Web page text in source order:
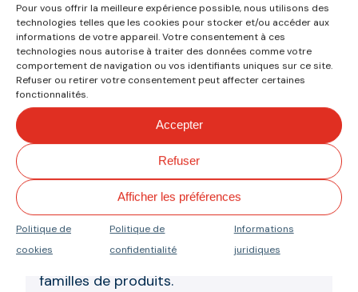
Pour vous offrir la meilleure expérience possible, nous utilisons des
technologies telles que les cookies pour stocker et/ou accéder aux
informations de votre appareil. Votre consentement à ces
technologies nous autorise à traiter des données comme votre
comportement de navigation ou vos identifiants uniques sur ce site.
Refuser ou retirer votre consentement peut affecter certaines
fonctionnalités.
Accepter
Refuser
Afficher les préférences
Politique de
cookies
Politique de
confidentialité
Informations
juridiques
Téléchargements
Brochure Bandes à chevrons( PDF FR
)
La meilleure solution pour le transport
incliné de matériaux en vrac, notamment
alimentaires. Bandes robustes avec une
capacité de charge 2,5 fois supérieure à
celle du PVC concurrent. Grande
polyvalence en termes de couleurs et de
résistances chimiques aux différentes
familles de produits.